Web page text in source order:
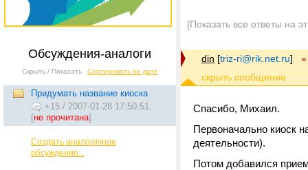
Обсуждения-аналоги
Скрыть / Показать Сортировать по дате
Придумать название киоска
+15 / 2007-01-28 17:50:51,
[не прочитана]
Создать аналогичное
обсуждение...
[Показать все ответы на
din [triz-ri@rik.net.ru] »
Спасибо, Михаил.
Первоначально киоск
деятельности).
Потом добавился